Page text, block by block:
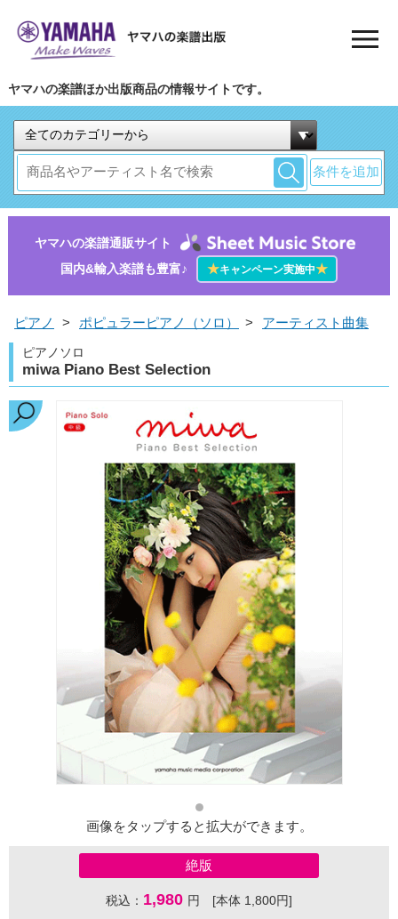
ヤマハの楽譜ほか出版商品の情報サイトです。
条件を追加
ヤマハの楽譜通販サイト
国内&輸入楽譜も豊富♪
★キャンペーン実施中★
ピアノ > ポピュラーピアノ（ソロ） > アーティスト曲集
ピアノソロ
miwa Piano Best Selection
画像をタップすると拡大ができます。
絶版
税込： 1,980 円 [本体 1,800円]